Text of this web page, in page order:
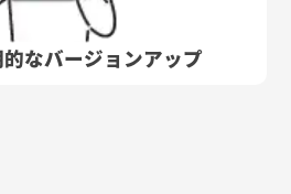
なバージョンアップ